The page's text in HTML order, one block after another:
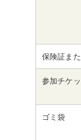
保険証ま
参加チケ
ゴミ袋